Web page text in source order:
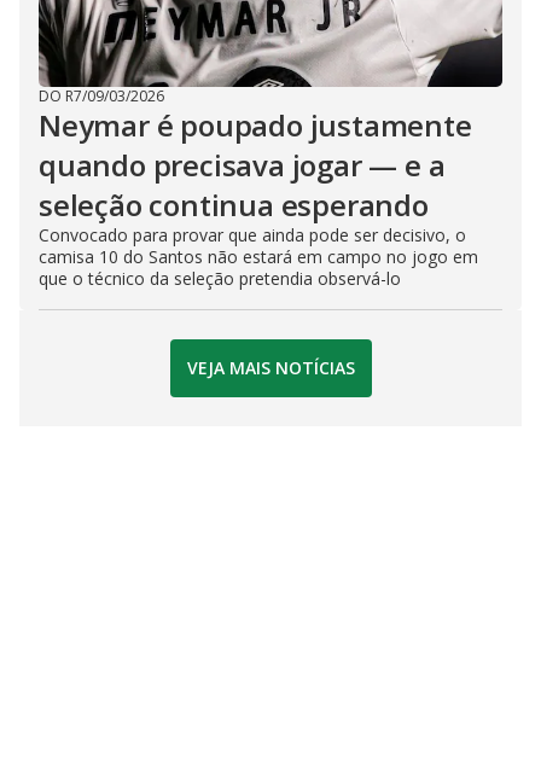
DO R7/09/03/2026
Neymar é poupado justamente
quando precisava jogar — e a
seleção continua esperando
Convocado para provar que ainda pode ser decisivo, o
camisa 10 do Santos não estará em campo no jogo em
que o técnico da seleção pretendia observá-lo
VEJA MAIS NOTÍCIAS